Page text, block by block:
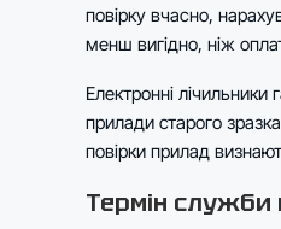
повірку вчасно,
менш вигідно, ніж
Електронні лічильники
прилади старого
повірки прилад
Термін служби